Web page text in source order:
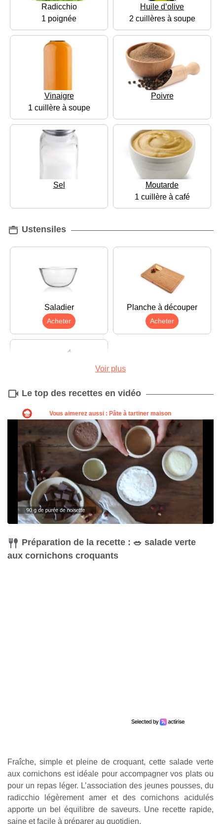
Radicchio
1 poignée
Huile d’olive
2 cuillères à soupe
Vinaigre
1 cuillère à soupe
Poivre
Sel
Moutarde
1 cuillère à café
Ustensiles
Saladier
Acheter
Planche à découper
Acheter
Couteau
Acheter
Voir plus
Le top des recettes en vidéo
Préparation de la recette : 🥗 salade verte
aux cornichons croquants
Fraîche, simple et pleine de croquant, cette salade verte
aux cornichons est idéale pour accompagner vos plats ou
pour un repas léger. L’association des jeunes pousses, du
radicchio légèrement amer et des cornichons acidulés
apporte un bel équilibre de saveurs. Une recette rapide,
saine et facile à préparer au quotidien.